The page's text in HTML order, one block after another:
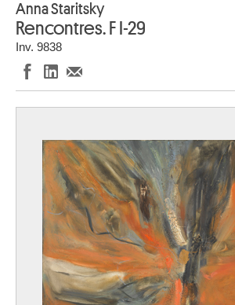
Anna Staritsky
Rencontres. F I-29
Inv. 9838